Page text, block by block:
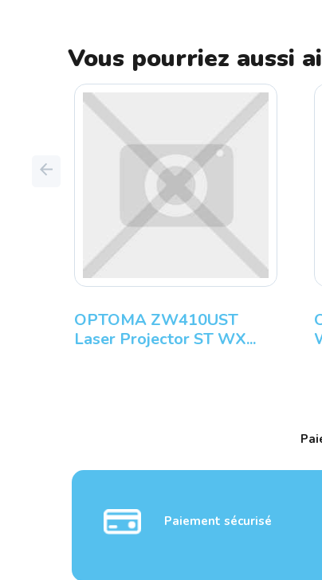
Vous pourriez aussi
OPTOMA ZW410UST
Laser Projector ST WX...
Previous
Paiement sécurisé